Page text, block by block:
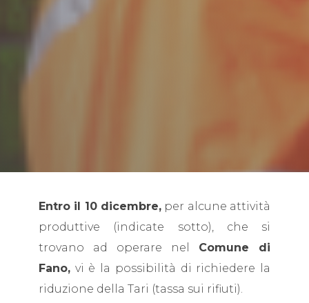
Entro il 10 dicembre, per alcune attività
produttive (indicate sotto), che si
trovano ad operare nel Comune di
Fano, vi è la possibilità di richiedere la
riduzione della Tari (tassa sui rifiuti).